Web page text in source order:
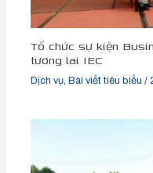
Tổ chức sự kiện
tương lai IEC
Dịch vụ,Bài viết tiêu biểu /